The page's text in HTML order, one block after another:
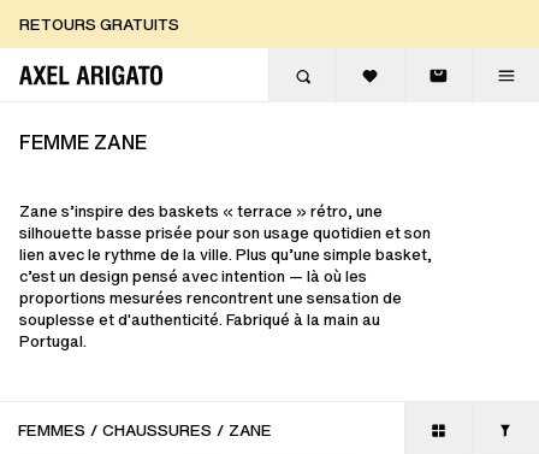
RETOURS GRATUITS
LIVRAISON EXPRESS GRATUITE
FEMME ZANE
Zane s’inspire des baskets « terrace » rétro, une
silhouette basse prisée pour son usage quotidien et son
lien avec le rythme de la ville. Plus qu’une simple basket,
c’est un design pensé avec intention — là où les
proportions mesurées rencontrent une sensation de
souplesse et d'authenticité. Fabriqué à la main au
Portugal.
FEMMES / CHAUSSURES / ZANE